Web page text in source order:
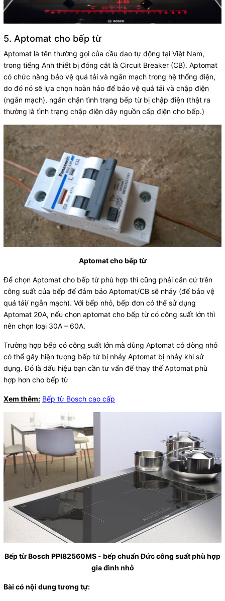
5. Aptomat cho bếp từ
Aptomat là tên thường gọi của cầu dao tự động tại Việt Nam,
trong tiếng Anh thiết bị đóng cắt là Circuit Breaker (CB). Aptomat
có chức năng bảo vệ quá tải và ngắn mạch trong hệ thống điện,
do đó nó sẽ lựa chọn hoàn hảo để bảo vệ quá tải và chập điện
(ngắn mạch), ngăn chặn tình trạng bếp từ bị chập điện (thật ra
thường là tình trạng chập điện dây nguồn cấp điện cho bếp.)
Aptomat cho bếp từ
Để chọn Aptomat cho bếp từ phù hợp thì cũng phải căn cứ trên
công suất của bếp để đảm bảo Aptomat/CB sẽ nhảy (để bảo vệ
quá tải/ ngắn mạch). Với bếp nhỏ, bếp đơn có thể sử dụng
Aptomat 20A, nếu chọn aptomat cho bếp từ có công suất lớn thì
nên chọn loại 30A – 60A.
Trường hợp bếp có công suất lớn mà dùng Aptomat có dòng nhỏ
có thể gây hiện tượng bếp từ bị nhảy Aptomat bị nhảy khi sử
dụng. Đó là dấu hiệu bạn cần tư vấn để thay thế Aptomat phù
hợp hơn cho bếp từ
Xem thêm: Bếp từ Bosch cao cấp
Bếp từ Bosch PPI82560MS - bếp chuẩn Đức công suất phù hợp
gia đình nhỏ
Bài có nội dung tương tự: